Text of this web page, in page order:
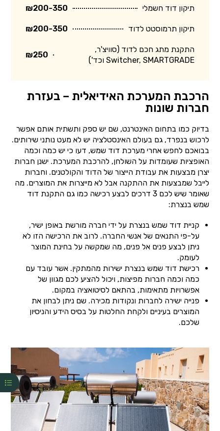
תיקון דוד חשמלי ₪200-350
תיקון תרמוסטט לדוד ₪200-350
התקנת מתג חכם לדוד (סוויצ'ר,
Switcher, SMARTGRADE וכד')
₪250
הרכבת המערכת האידיאלית – בעזרת
חברות שונות
בדיוק כמו בתחום האינטרנט, שם יש ספק ותשתית אותם אפשר
לרכוש בנפרד, גם בעולם האינסטלציה יש לא מעט נותני שירותים.
בבואכם לחפש אחרי מערכת דוד שמש, דעו כי יש כמה וכמה
האופציות שעומדות על השולחן, להרכבת המערכת. ישנן חברות
יצרן מבצעות את עבודת הייצור של הדוד והקולטנים. וחברות
לייבל שמבצעות את ההתקנה אבל לא מייצרות את המוצרים. מה
שאומר שיש לכם 3 דרכים לבצע רכישה כמו גם התקנת דוד
שמש בנצרת:
קניית דוד שמש בנצרת על ידי חברה מורשת באופן ישיר,
על-פי התנאים של אנשי החברה. לרוב את הרכישה הזו לא
ניתן לבצע פנים אל פנים, מה שמקשה על בחינת המוצר
לעומק.
רכישת דוד שמש בנצרת ישירות מהמתקין. אשר עובד עם
כמה וכמה חברות מפיצות, ויכול להציע לכם מגוון של
אפשרויות מתאימות, בהתאם לסיטואציה במקום.
פנייה ישירה לחברות ונקודות מכירה. שם ניתן לבחון את
המוצרים בעיניים ולקחת החלטות על בסיס הידע והניסיון
שלכם.